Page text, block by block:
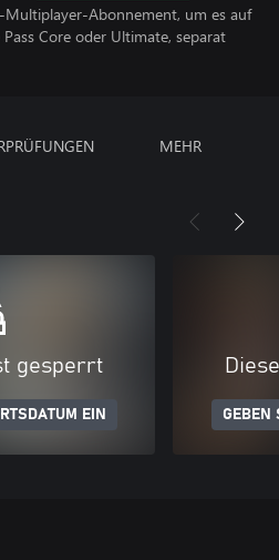
Multiplayer-Abonnement, um es auf
Core oder Ultimate, separat
MEHR
gesperrt
EIN GEBEN